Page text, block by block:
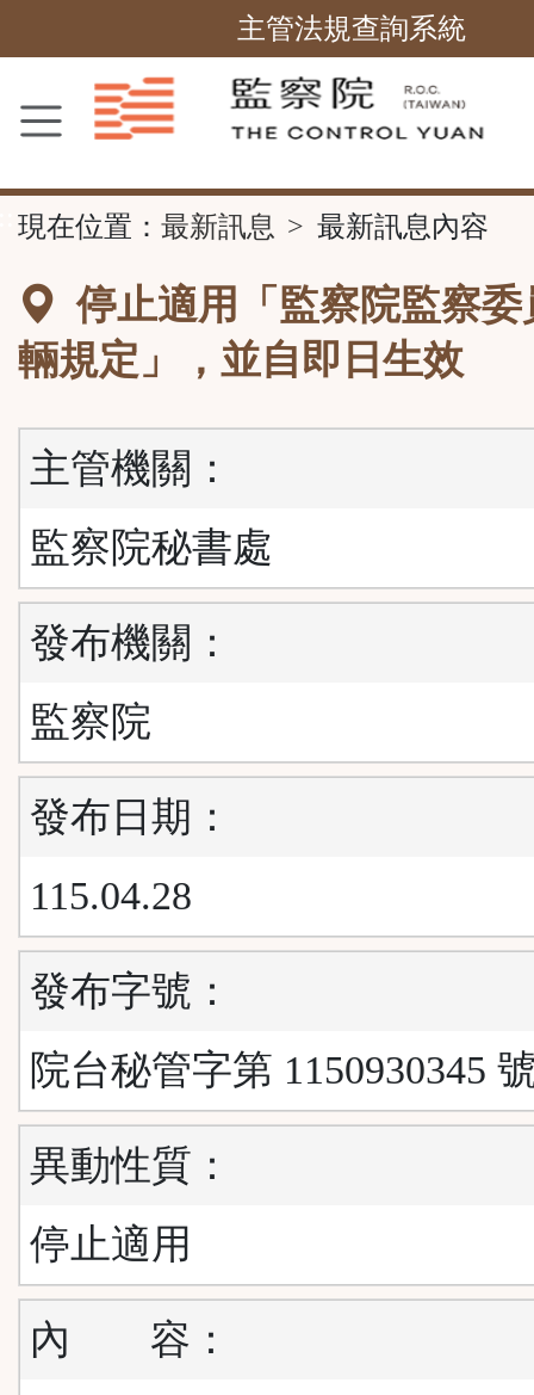
到
要
容
區
主管法規查詢系統
現在位置： 最新訊息 最新訊息內容
停止適用「監察院監察委
輛規定」，並自即日生效
主管機關：
監察院秘書處
發布機關：
監察院
發布日期：
115.04.28
發布字號：
院台秘管字第 1150930345
異動性質：
停止適用
內 容：